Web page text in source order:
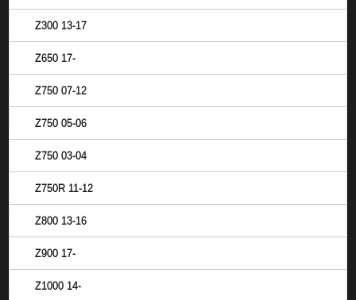
Z300 13-17
Z650 17-
Z750 07-12
Z750 05-06
Z750 03-04
Z750R 11-12
Z800 13-16
Z900 17-
Z1000 14-